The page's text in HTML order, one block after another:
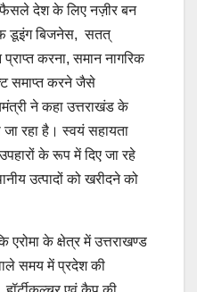
फैसले देश के लिए नज़ीर बन
डूइंग बिजनेस, सतत्
करना, समान नागरिक
समाप्त करने जैसे
ने कहा उत्तराखंड के
जा रहा है। स्वयं सहायता
उपहारों के रूप में दिए जा रहे
उत्पादों को खरीदने को
के क्षेत्र में उत्तराखण्ड
समय में प्रदेश की